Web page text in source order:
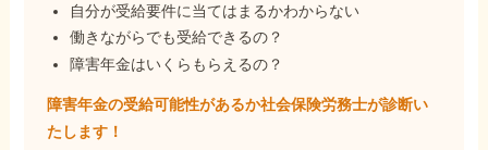
自分が受給要件に当てはまるかわからない
働きながらでも受給できるの？
障害年金はいくらもらえるの？
障害年金の受給可能性があるか社会保険労務士が診断い
たします！